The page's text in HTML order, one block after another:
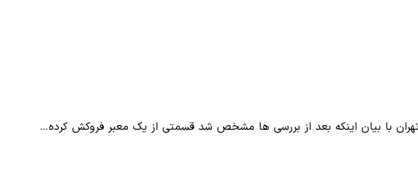
با بیان اینکه بعد از بررسی ها مشخص شد قسمتی از یک معبر فروکش کرده…